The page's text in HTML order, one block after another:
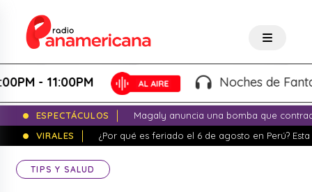
- 11:00PM Noches de
ESPECTÁCULOS
Magaly anuncia una bomba que
VIRALES
¿Por qué es feriado el 6 de agosto en Perú?
TIPS Y SALUD